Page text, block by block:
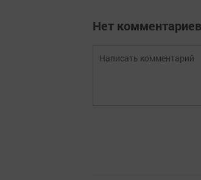
Нет комментариев